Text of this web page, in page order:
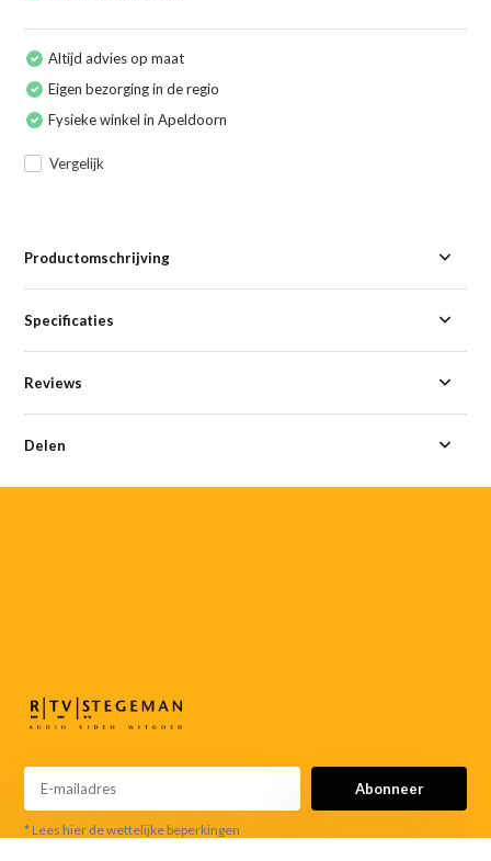
Altijd advies op maat
Eigen bezorging in de regio
Fysieke winkel in Apeldoorn
Vergelijk
Productomschrijving
Specificaties
Reviews
Delen
Abonneer
* Lees hier de wettelijke beperkingen